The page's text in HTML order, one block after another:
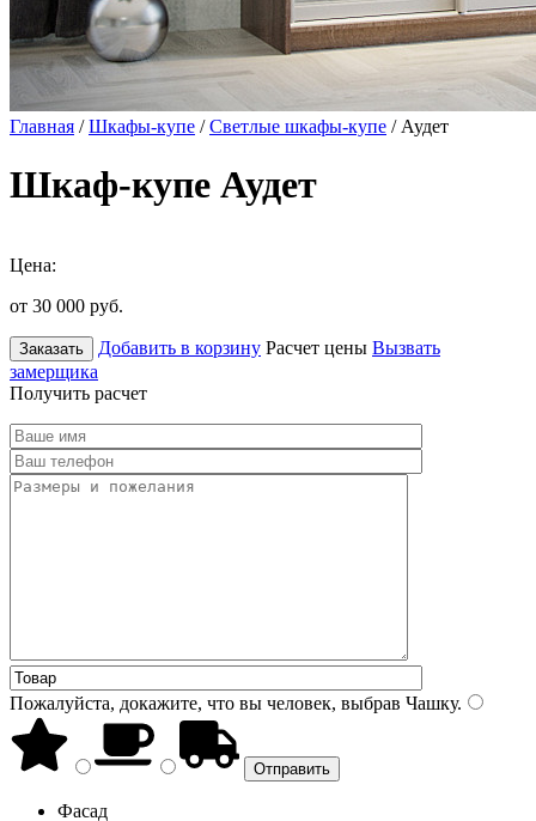
Главная /Шкафы-купе /Светлые шкафы-купе / Аудет
Шкаф-купе Аудет
Цена:
от 30 000 руб.
Заказать Добавить в корзину Расчет цены Вызвать
замерщика
Получить расчет
Пожалуйста, докажите, что вы человек, выбрав Чашку.
Фасад